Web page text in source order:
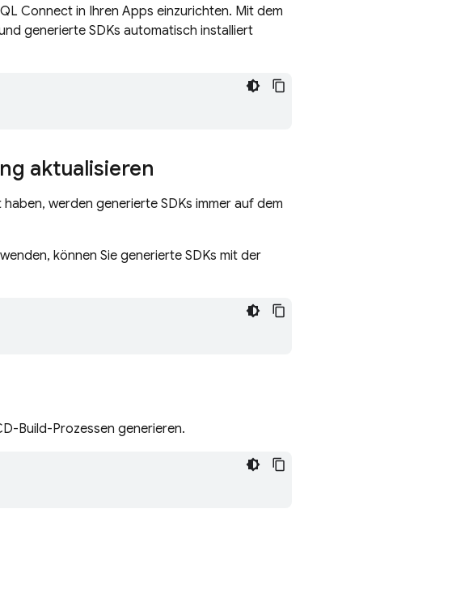
Connect in Ihren Apps einzurichten. Mit dem
generierte SDKs automatisch installiert
aktualisieren
werden generierte SDKs immer auf dem
können Sie generierte SDKs mit der
Build-Prozessen generieren.